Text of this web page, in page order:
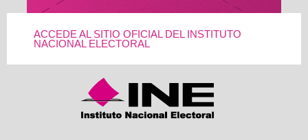
ACCEDE AL SITIO OFICIAL DEL INSTITUTO
NACIONAL ELECTORAL